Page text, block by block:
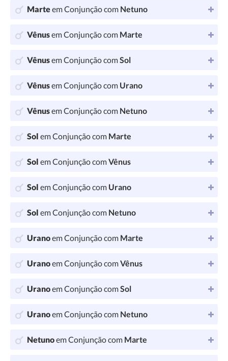
Marteem Conjunção com Netuno
Vênusem Conjunção com Marte
Vênusem Conjunção comSol
Vênusem Conjunção com Urano
Vênusem Conjunção com Netuno
Sol em Conjunção com Marte
Sol em Conjunção comVênus
Sol em Conjunção com Urano
Sol em Conjunção com Netuno
Uranoem Conjunção com Marte
Uranoem Conjunção comVênus
Uranoem Conjunção comSol
Uranoem Conjunção com Netuno
Netunoem Conjunção com Marte